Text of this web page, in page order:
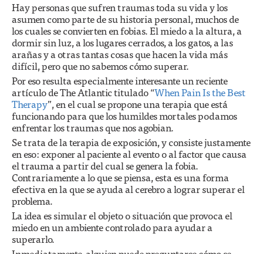
Hay personas que sufren traumas toda su vida y los
asumen como parte de su historia personal, muchos de
los cuales se convierten en fobias. El miedo a la altura, a
dormir sin luz, a los lugares cerrados, a los gatos, a las
arañas y a otras tantas cosas que hacen la vida más
difícil, pero que no sabemos cómo superar.
Por eso resulta especialmente interesante un reciente
artículo de The Atlantic titulado “When Pain Is the Best
Therapy”, en el cual se propone una terapia que está
funcionando para que los humildes mortales podamos
enfrentar los traumas que nos agobian.
Se trata de la terapia de exposición, y consiste justamente
en eso: exponer al paciente al evento o al factor que causa
el trauma a partir del cual se genera la fobia.
Contrariamente a lo que se piensa, esta es una forma
efectiva en la que se ayuda al cerebro a lograr superar el
problema.
La idea es simular el objeto o situación que provoca el
miedo en un ambiente controlado para ayudar a
superarlo.